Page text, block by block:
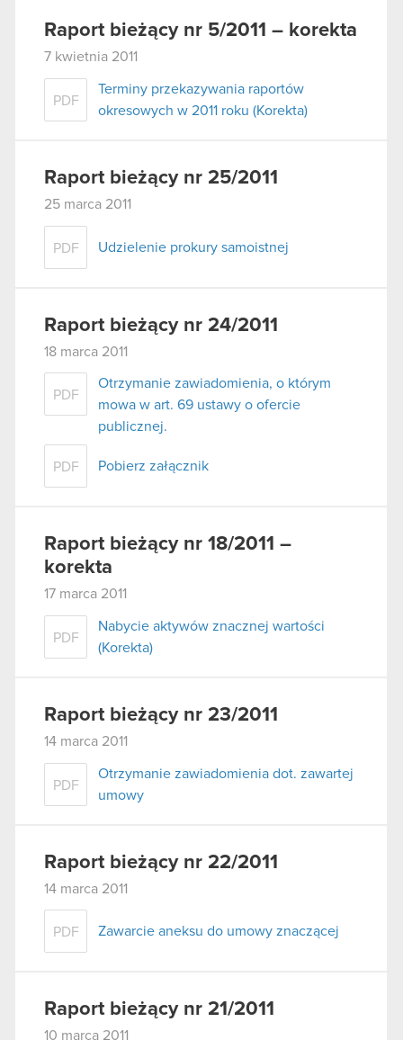
Raport bieżący nr 5/2011 – korekta
7 kwietnia 2011
PDF
Terminy przekazywania raportów
okresowych w 2011 roku (Korekta)
Raport bieżący nr 25/2011
25 marca 2011
PDF Udzielenie prokury samoistnej
Raport bieżący nr 24/2011
18 marca 2011
PDF
Otrzymanie zawiadomienia, o którym
mowa w art. 69 ustawy o ofercie
publicznej.
PDF Pobierz załącznik
Raport bieżący nr 18/2011 –
korekta
17 marca 2011
PDF
Nabycie aktywów znacznej wartości
(Korekta)
Raport bieżący nr 23/2011
14 marca 2011
PDF
Otrzymanie zawiadomienia dot. zawartej
umowy
Raport bieżący nr 22/2011
14 marca 2011
PDF Zawarcie aneksu do umowy znaczącej
Raport bieżący nr 21/2011
10 marca 2011